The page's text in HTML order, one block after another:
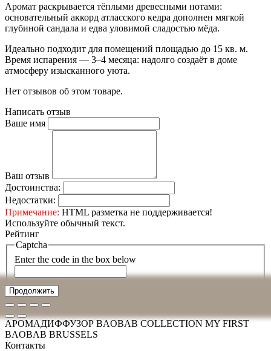
Аромат раскрывается тёплыми древесными нотами:
основательный аккорд атласского кедра дополнен мягкой
глубиной сандала и едва уловимой сладостью мёда.
Идеально подходит для помещений площадью до 15 кв. м.
Время испарения — 3–4 месяца: надолго создаёт в доме
атмосферу изысканного уюта.
Нет отзывов об этом товаре.
Написать отзыв
Ваше имя
Ваш отзыв
Достоинства:
Недостатки:
Примечание: HTML разметка не поддерживается!
Используйте обычный текст.
Рейтинг
Captcha
Enter the code in the box below
Продолжить
АРОМАДИФФУЗОР BAOBAB COLLECTION MY FIRST
BAOBAB BRUSSELS
Контакты